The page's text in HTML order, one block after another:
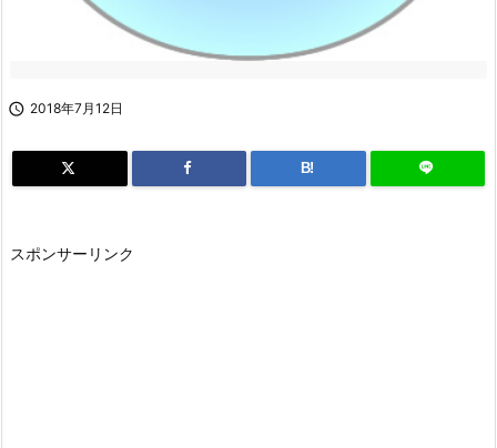
 2018年7月12日
B!
スポンサーリンク